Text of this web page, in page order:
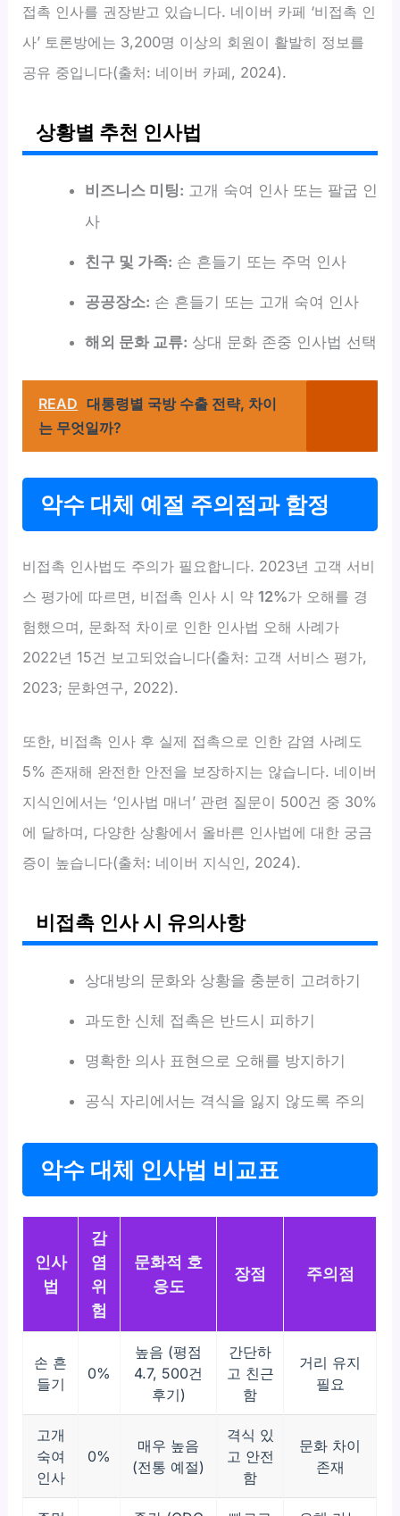
접촉 인사를 권장받고 있습니다. 네이버 카페 ‘비접촉 인
사’ 토론방에는 3,200명 이상의 회원이 활발히 정보를
공유 중입니다(출처: 네이버 카페, 2024).
상황별 추천 인사법
비즈니스 미팅: 고개 숙여 인사 또는 팔굽 인
사
친구 및 가족: 손 흔들기 또는 주먹 인사
공공장소: 손 흔들기 또는 고개 숙여 인사
해외 문화 교류: 상대 문화 존중 인사법 선택
READ 대통령별 국방 수출 전략, 차이
는 무엇일까?
악수 대체 예절 주의점과 함정
비접촉 인사법도 주의가 필요합니다. 2023년 고객 서비
스 평가에 따르면, 비접촉 인사 시 약12%가 오해를 경
험했으며, 문화적 차이로 인한 인사법 오해 사례가
2022년 15건 보고되었습니다(출처: 고객 서비스 평가,
2023; 문화연구, 2022).
또한, 비접촉 인사 후 실제 접촉으로 인한 감염 사례도
5% 존재해 완전한 안전을 보장하지는 않습니다. 네이버
지식인에서는 ‘인사법 매너’ 관련 질문이 500건 중 30%
에 달하며, 다양한 상황에서 올바른 인사법에 대한 궁금
증이 높습니다(출처: 네이버 지식인, 2024).
비접촉 인사 시 유의사항
상대방의 문화와 상황을 충분히 고려하기
과도한 신체 접촉은 반드시 피하기
명확한 의사 표현으로 오해를 방지하기
공식 자리에서는 격식을 잃지 않도록 주의
악수 대체 인사법 비교표
인사
법
감
염
위
험
문화적 호
응도
장점 주의점
손 흔
들기
0%
높음 (평점
4.7, 500건
후기)
간단하
고 친근
함
거리 유지
필요
고개
숙여
인사
0%
매우 높음
(전통 예절)
격식 있
고 안전
함
문화 차이
존재